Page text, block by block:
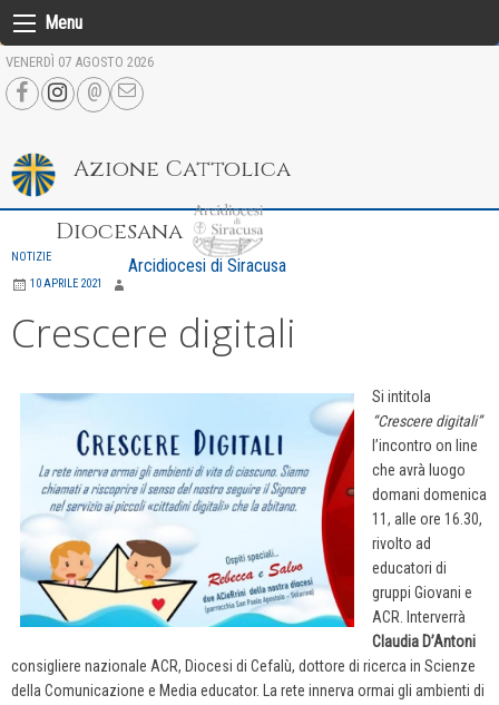
Skip
to
content
Menu
VENERDÌ 07 AGOSTO 2026
Azione Cattolica
Diocesana
Arcidiocesi di Siracusa
NOTIZIE
10 APRILE 2021
Crescere digitali
Si intitola
“Crescere digitali”
l’incontro on line
che avrà luogo
domani domenica
11, alle ore 16.30,
rivolto ad
educatori di
gruppi Giovani e
ACR. Interverrà
Claudia D’Antoni
consigliere nazionale ACR, Diocesi di Cefalù, dottore di ricerca in Scienze
della Comunicazione e Media educator. La rete innerva ormai gli ambienti di